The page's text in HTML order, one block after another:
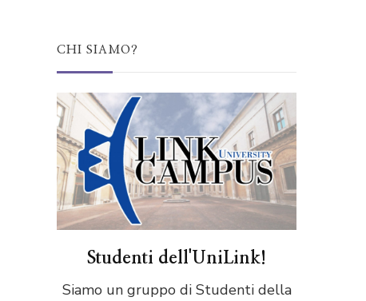
CHI SIAMO?
Studenti dell'UniLink!
Siamo un gruppo di Studenti della